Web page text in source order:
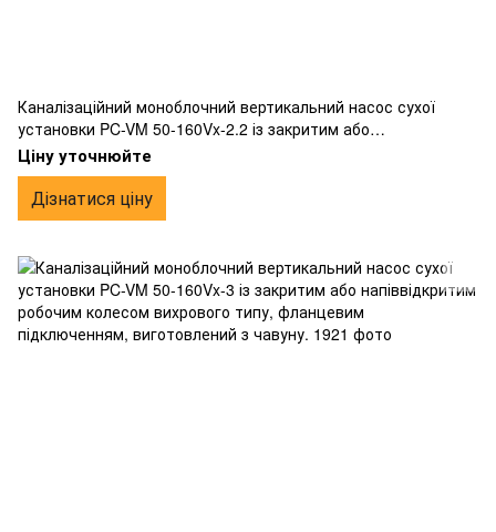
Каналізаційний моноблочний вертикальний насос сухої
установки PC-VM 50-160Vx-2.2 із закритим або
напіввідкритим робочим колесом вихрового типу,
фланцевим підключенням, виготовлений з чавуну.
Ціну уточнюйте
Дізнатися ціну